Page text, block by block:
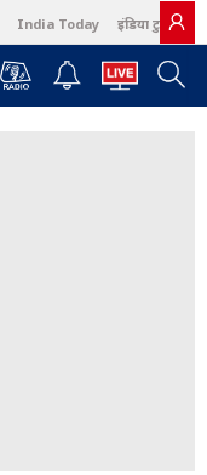
India Today इंडिया टुडे हिंदी